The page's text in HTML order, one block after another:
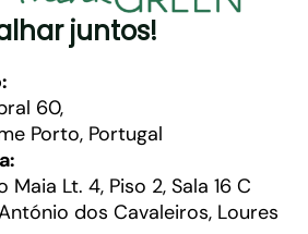
juntos!
60,
Porto, Portugal
Lt. 4, Piso 2, Sala 16 C
dos Cavaleiros, Loures